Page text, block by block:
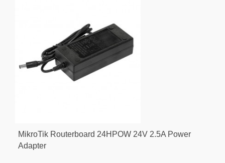
MikroTik Routerboard 24HPOW 24V 2.5A Power
Adapter